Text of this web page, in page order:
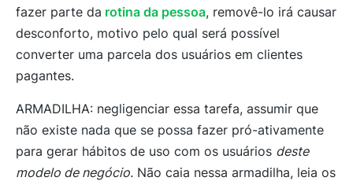
fazer parte da rotina da pessoa, removê-lo irá causar
desconforto, motivo pelo qual será possível
converter uma parcela dos usuários em clientes
pagantes.
ARMADILHA: negligenciar essa tarefa, assumir que
não existe nada que se possa fazer pró-ativamente
para gerar hábitos de uso com os usuários deste
modelo de negócio. Não caia nessa armadilha, leia os